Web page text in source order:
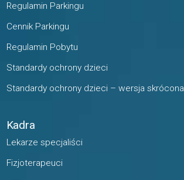
Regulamin Parkingu
Cennik Parkingu
Regulamin Pobytu
Standardy ochrony dzieci
Standardy ochrony dzieci – wersja skrócona
Kadra
Lekarze specjaliści
Fizjoterapeuci